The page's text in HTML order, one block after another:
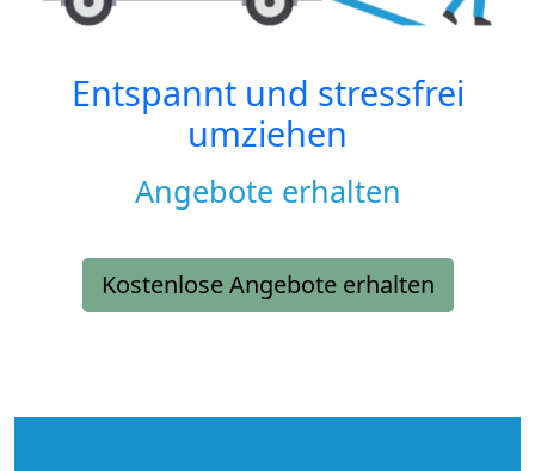
Entspannt und stressfrei
umziehen
Angebote erhalten
Kostenlose Angebote erhalten